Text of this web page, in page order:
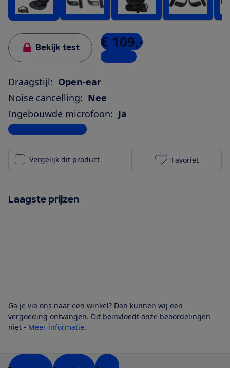
Bekijk test € 109,-
3 winkels
Draagstijl: Open-ear
Noise cancelling: Nee
Ingebouwde microfoon: Ja
Bekijk alle specificaties
Vergelijk dit product JBL
Favoriet
Laagste prijzen
Ga je via ons naar een winkel? Dan kunnen wij een
vergoeding ontvangen. Dit beïnvloedt onze beoordelingen
niet - Meer informatie.